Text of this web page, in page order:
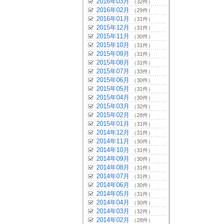
（32件）
2016年02月 （29件）
2016年01月 （31件）
2015年12月 （31件）
2015年11月 （30件）
2015年10月 （31件）
2015年09月 （31件）
2015年08月 （31件）
2015年07月 （33件）
2015年06月 （30件）
2015年05月 （31件）
2015年04月 （30件）
2015年03月 （32件）
2015年02月 （28件）
2015年01月 （31件）
2014年12月 （31件）
2014年11月 （30件）
2014年10月 （31件）
2014年09月 （30件）
2014年08月 （31件）
2014年07月 （31件）
2014年06月 （30件）
2014年05月 （31件）
2014年04月 （30件）
2014年03月 （32件）
2014年02月 （28件）